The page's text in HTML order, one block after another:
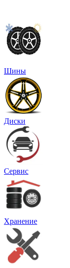
Шины
Диски
Сервис
Хранение